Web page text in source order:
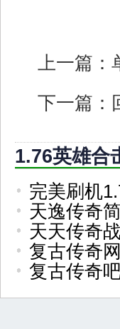
上一篇：
下一篇：
1.76英雄合
完美刷机
天逸传奇
天天传奇
复古传奇
复古传奇